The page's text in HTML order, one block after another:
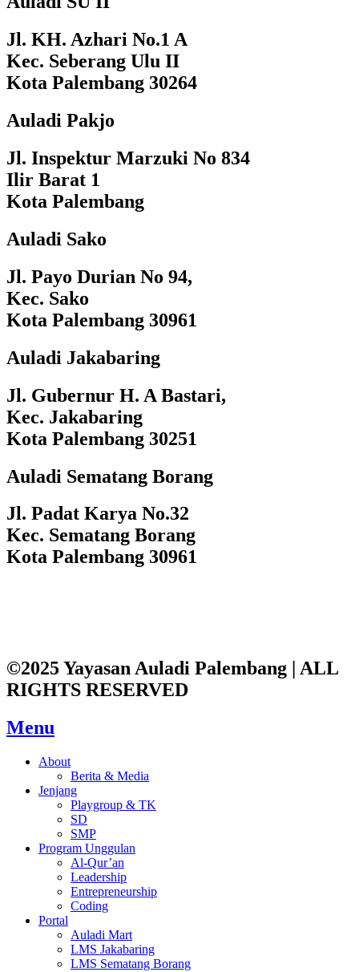
Jl. KH. Azhari No.1 A
Kec. Seberang Ulu II
Kota Palembang 30264
Auladi Pakjo
Jl. Inspektur Marzuki No 834
Ilir Barat 1
Kota Palembang
Auladi Sako
Jl. Payo Durian No 94,
Kec. Sako
Kota Palembang 30961
Auladi Jakabaring
Jl. Gubernur H. A Bastari,
Kec. Jakabaring
Kota Palembang 30251
Auladi Sematang Borang
Jl. Padat Karya No.32
Kec. Sematang Borang
Kota Palembang 30961
©2025 Yayasan Auladi Palembang | ALL
RIGHTS RESERVED
Menu
About
Berita & Media
Jenjang
Playgroup & TK
SD
SMP
Program Unggulan
Al-Qur’an
Leadership
Entrepreneurship
Coding
Portal
Auladi Mart
LMS Jakabaring
LMS Sematang Borang